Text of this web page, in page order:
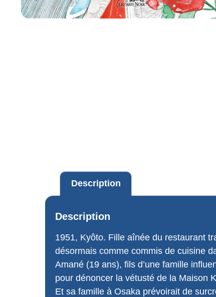
Description
Description
1951, Kyôto. Fille aînée du restaurant
désormais comme commis de cuisine
Amané (19 ans), fils d’une famille
pour dénoncer la vétusté de la Maison
Et sa famille à Osaka prévoirait de